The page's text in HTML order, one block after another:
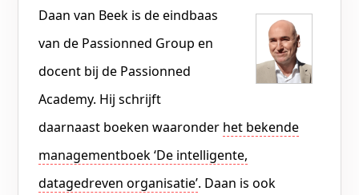
Daan van Beek is de eindbaas
van de Passionned Group en
docent bij de Passionned
Academy. Hij schrijft
daarnaast boeken waaronder het bekende
managementboek ‘De intelligente,
datagedreven organisatie’. Daan is ook